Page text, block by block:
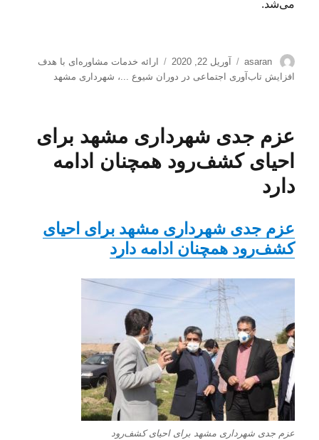
می‌شد.
نویسنده
asaran
ارسال
شده
آوریل 22, 2020 برچسب‌ها
ارائه خدمات مشاوره‌ای با هدف
افزایش تاب‌آوری اجتماعی در دوران شیوع ...، شهرداری مشهد
عزم جدی شهرداری مشهد برای
احیای کشف‌رود همچنان ادامه
دارد
عزم جدی شهرداری مشهد برای احیای
کشف‌رود همچنان ادامه دارد
عزم جدی شهرداری مشهد برای احیای کشف‌رود